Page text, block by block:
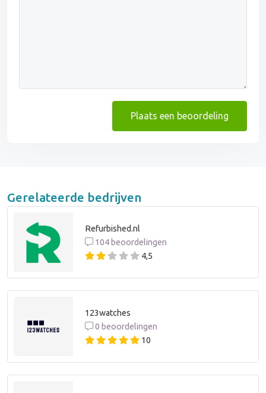
Plaats een beoordeling
Gerelateerde bedrijven
Refurbished.nl
104 beoordelingen
4,5
123watches
0 beoordelingen
10